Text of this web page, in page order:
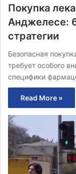
Покупка
Анджелесе:
стратегии
Безопасная
требует особого
специфики
Read More »